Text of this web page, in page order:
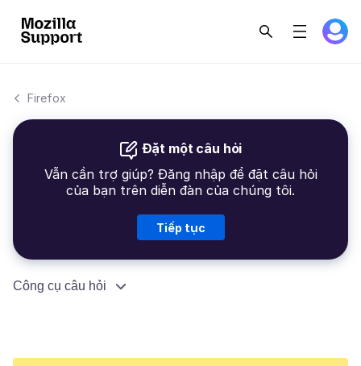
Firefox
Đặt một câu hỏi
Vẫn cần trợ giúp? Đăng nhập để đặt câu hỏi
của bạn trên diễn đàn của chúng tôi.
Tiếp tục
Công cụ câu hỏi